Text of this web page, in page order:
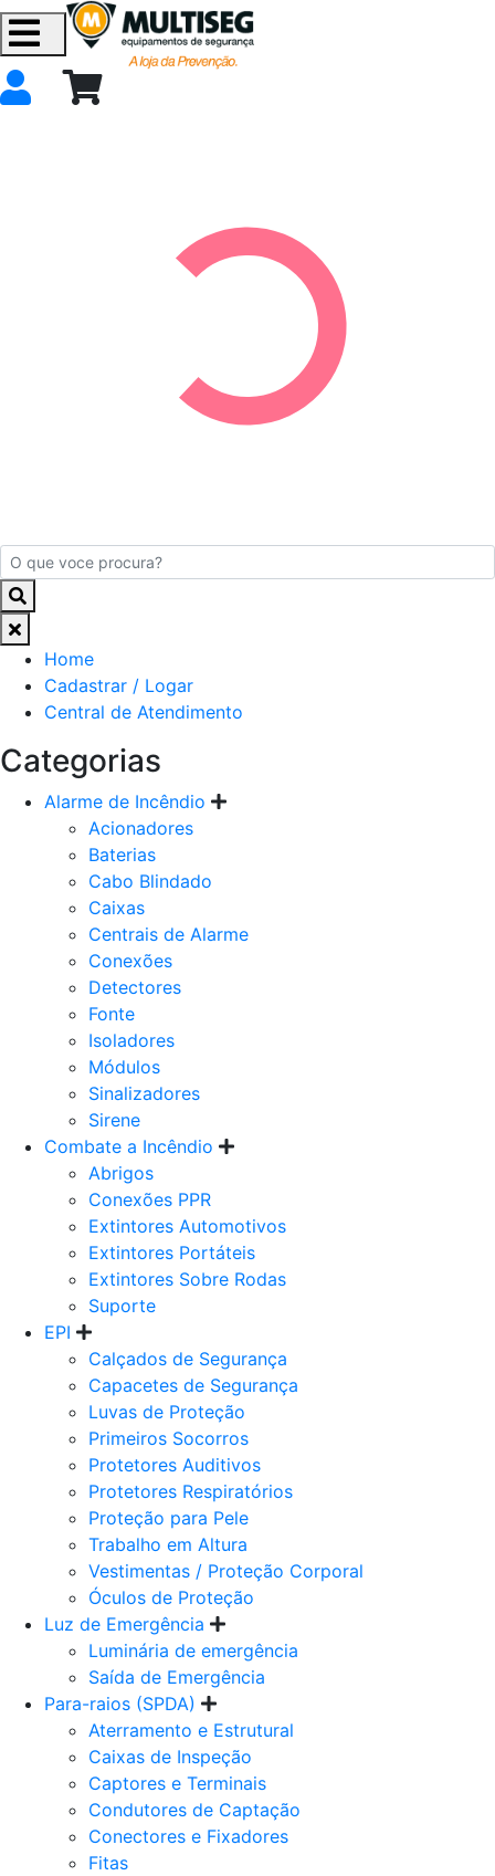
Home
Cadastrar / Logar
Central de Atendimento
Categorias
Alarme de Incêndio
Acionadores
Baterias
Cabo Blindado
Caixas
Centrais de Alarme
Conexões
Detectores
Fonte
Isoladores
Módulos
Sinalizadores
Sirene
Combate a Incêndio
Abrigos
Conexões PPR
Extintores Automotivos
Extintores Portáteis
Extintores Sobre Rodas
Suporte
EPI
Calçados de Segurança
Capacetes de Segurança
Luvas de Proteção
Primeiros Socorros
Protetores Auditivos
Protetores Respiratórios
Proteção para Pele
Trabalho em Altura
Vestimentas / Proteção Corporal
Óculos de Proteção
Luz de Emergência
Luminária de emergência
Saída de Emergência
Para-raios (SPDA)
Aterramento e Estrutural
Caixas de Inspeção
Captores e Terminais
Condutores de Captação
Conectores e Fixadores
Fitas